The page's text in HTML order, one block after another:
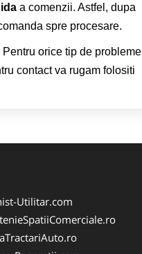
a comenzii. Astfel, dupa
spre procesare.
orice tip de probleme
contact va rugam folositi
Utilitar.com